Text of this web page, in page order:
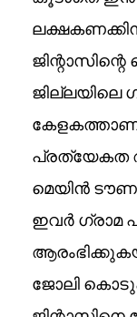
ജില്ലയിലെ
മെയിൻ
ഇവർ ഗ്രാമ
ജോലി